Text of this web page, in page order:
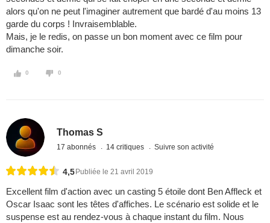
alors qu'on ne peut l'imaginer autrement que bardé d'au moins 13
garde du corps ! Invraisemblable.
Mais, je le redis, on passe un bon moment avec ce film pour
dimanche soir.
0 0
Thomas S
17 abonnés 14 critiques Suivre son activité
4,5 Publiée le 21 avril 2019
Excellent film d'action avec un casting 5 étoile dont Ben Affleck et
Oscar Isaac sont les têtes d'affiches. Le scénario est solide et le
suspense est au rendez-vous à chaque instant du film. Nous